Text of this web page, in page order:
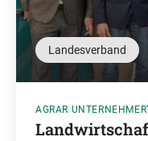
Landesverband
AGRAR